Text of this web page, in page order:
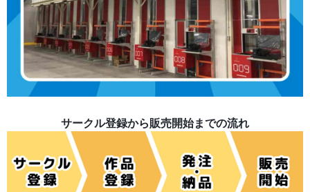
サークル登録から販売開始までの流れ